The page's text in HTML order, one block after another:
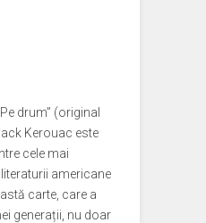
drum” (original
Kerouac este
cele mai
americane
carte, care a
generații, nu doar